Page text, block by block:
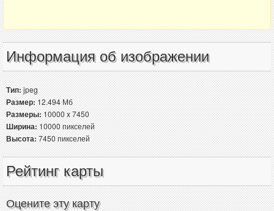
Информация об изображении
Тип:jpeg
Размер:12.494 Мб
Размеры:10000 x 7450
Ширина:10000 пикселей
Высота:7450 пикселей
Рейтинг карты
Оцените эту карту